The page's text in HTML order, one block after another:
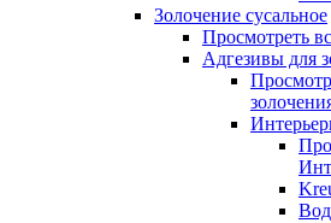
Золочение сусальное
Просмотреть
Адгезивы для